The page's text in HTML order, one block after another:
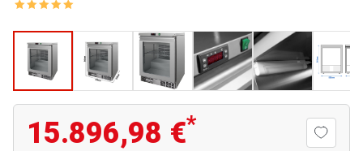
15.896,98 €*